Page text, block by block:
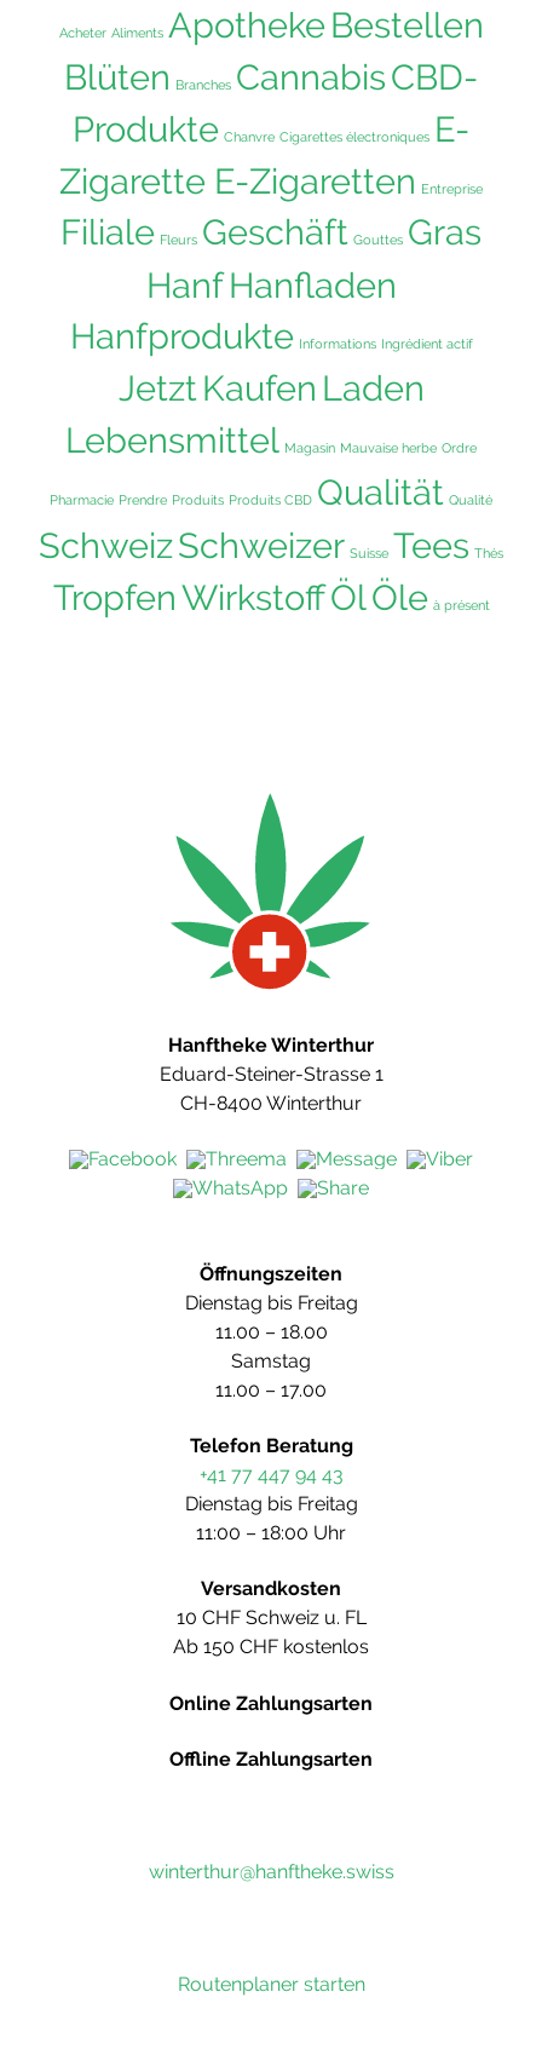
Acheter Aliments ApothekeBestellen
Blüten Branches CannabisCBD-
Produkte Chanvre Cigarettes électroniques E-
Zigarette E-Zigaretten Entreprise
Filiale Fleurs Geschäft Gouttes Gras
HanfHanfladen
Hanfprodukte Informations Ingrédient actif
JetztKaufen Laden
Lebensmittel Magasin Mauvaise herbe Ordre
Pharmacie Prendre Produits Produits CBD Qualität Qualité
SchweizSchweizer Suisse Tees Thés
TropfenWirkstoffÖlÖle à présent
Hanftheke Winterthur
Eduard-Steiner-Strasse 1
CH-8400 Winterthur
Öffnungszeiten
Dienstag bis Freitag
11.00 – 18.00
Samstag
11.00 – 17.00
Telefon Beratung
+41 77 447 94 43
Dienstag bis Freitag
11:00 – 18:00 Uhr
Versandkosten
10 CHF Schweiz u. FL
Ab 150 CHF kostenlos
Online Zahlungsarten
Offline Zahlungsarten
winterthur@hanftheke.swiss
Routenplaner starten